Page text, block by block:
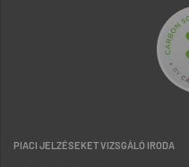
PIACI JELZÉSEKET VIZSGÁLÓ IRODA